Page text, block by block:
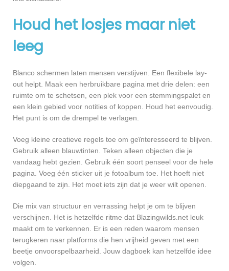
Houd het losjes maar niet
leeg
Blanco schermen laten mensen verstijven. Een flexibele lay-
out helpt. Maak een herbruikbare pagina met drie delen: een
ruimte om te schetsen, een plek voor een stemmingspalet en
een klein gebied voor notities of koppen. Houd het eenvoudig.
Het punt is om de drempel te verlagen.
Voeg kleine creatieve regels toe om geïnteresseerd te blijven.
Gebruik alleen blauwtinten. Teken alleen objecten die je
vandaag hebt gezien. Gebruik één soort penseel voor de hele
pagina. Voeg één sticker uit je fotoalbum toe. Het hoeft niet
diepgaand te zijn. Het moet iets zijn dat je weer wilt openen.
Die mix van structuur en verrassing helpt je om te blijven
verschijnen. Het is hetzelfde ritme dat Blazingwilds.net leuk
maakt om te verkennen. Er is een reden waarom mensen
terugkeren naar platforms die hen vrijheid geven met een
beetje onvoorspelbaarheid. Jouw dagboek kan hetzelfde idee
volgen.